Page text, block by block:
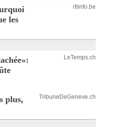
les
rtlinfo.be
LeTemps.ch
plus,
TribuneDeGeneve.ch